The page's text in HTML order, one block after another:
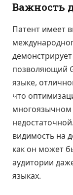
Важность
Патент имеет
позволяющий
языке,
что
видимость на
как он может
аудитории
языках.